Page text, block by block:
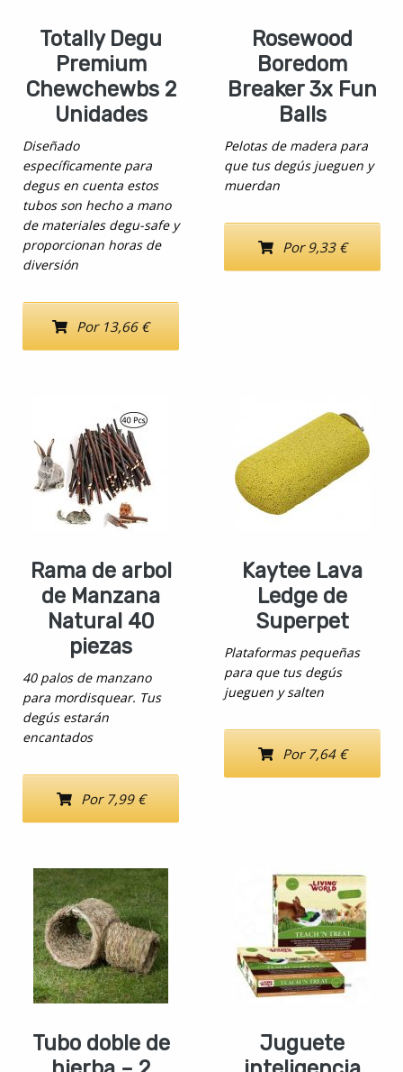
Totally Degu
Premium
Chewchewbs 2
Unidades
Diseñado
específicamente para
degus en cuenta estos
tubos son hecho a mano
de materiales degu-safe y
proporcionan horas de
diversión
Por 13,66 €
Rosewood
Boredom
Breaker 3x Fun
Balls
Pelotas de madera para
que tus degús jueguen y
muerdan
Por 9,33 €
Rama de arbol
de Manzana
Natural 40
piezas
40 palos de manzano
para mordisquear. Tus
degús estarán
encantados
Por 7,99 €
Kaytee Lava
Ledge de
Superpet
Plataformas pequeñas
para que tus degús
jueguen y salten
Por 7,64 €
Tubo doble de
Juguete